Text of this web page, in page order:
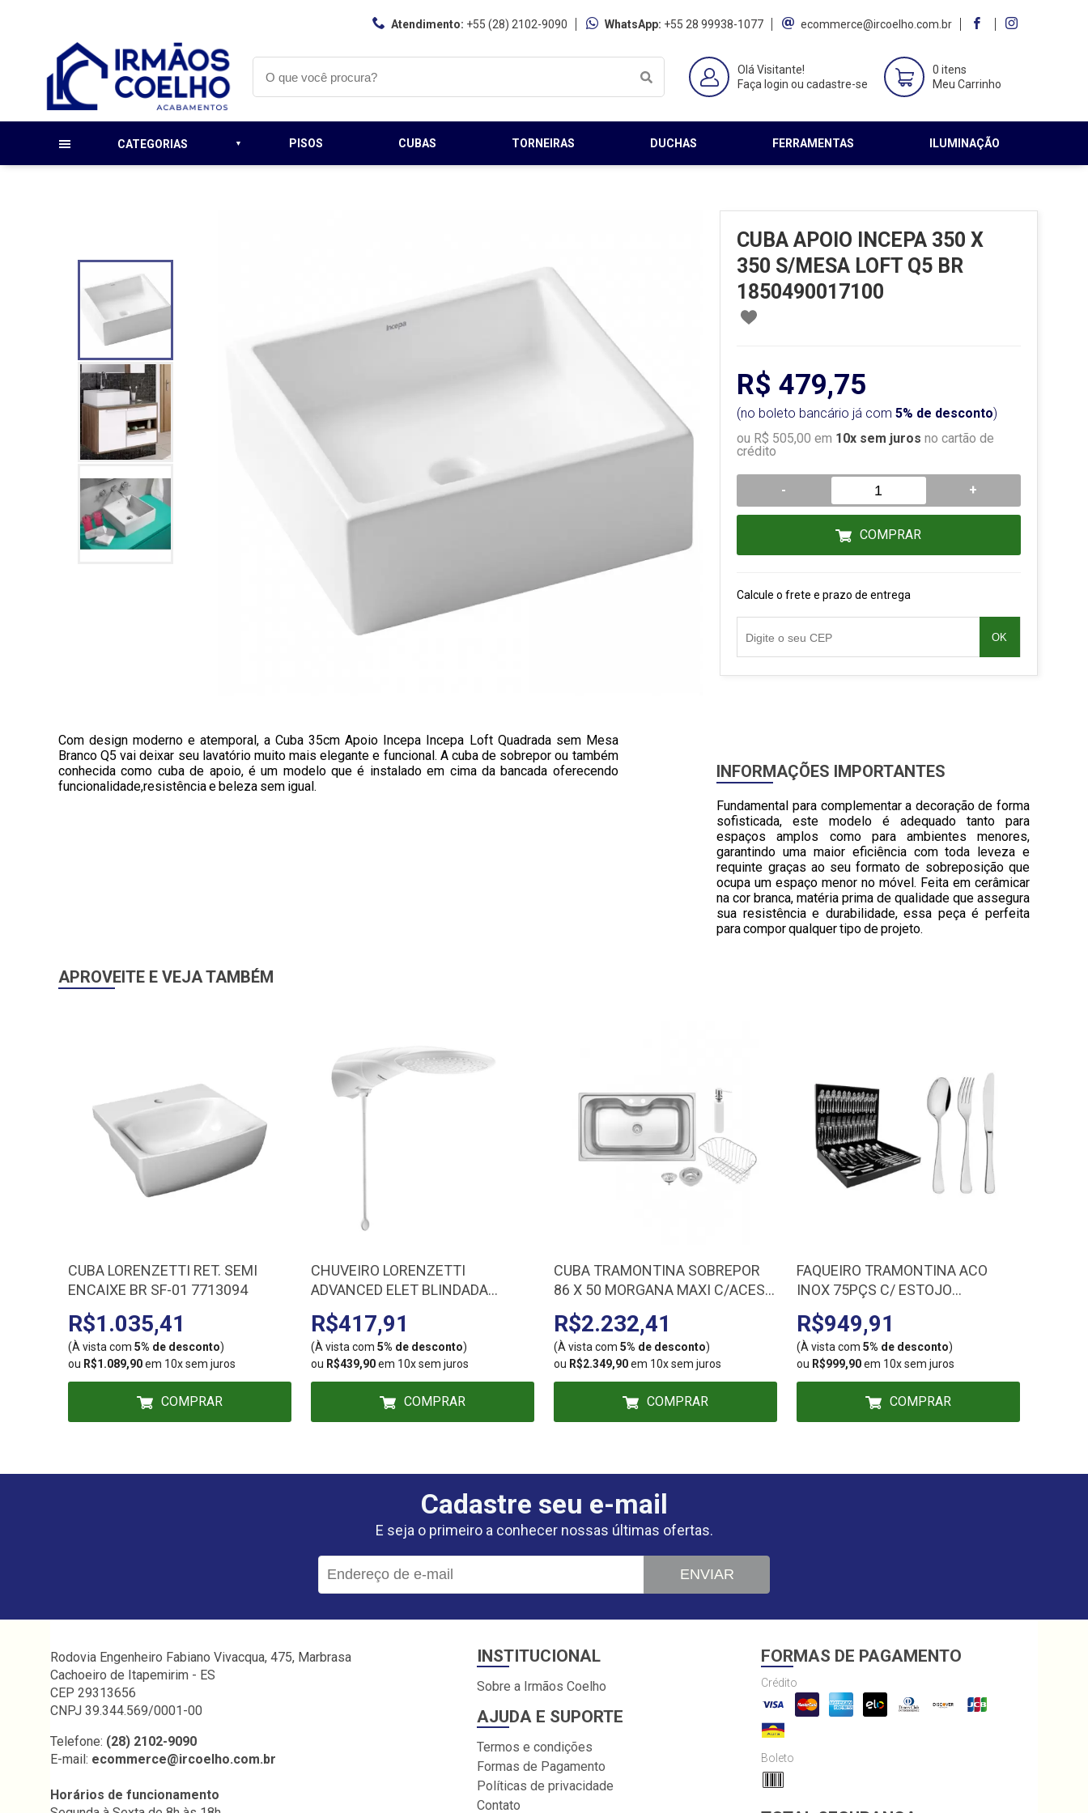
Atendimento: +55 (28) 2102-9090 WhatsApp: +55 28 99938-1077 ecommerce@ircoelho.com.br
Olá Visitante!
Faça login ou cadastre-se
0 itens
Meu Carrinho
CATEGORIAS PISOS CUBAS TORNEIRAS DUCHAS FERRAMENTAS ILUMINAÇÃO
CUBA APOIO INCEPA 350 X
350 S/MESA LOFT Q5 BR
1850490017100
R$ 479,75
(no boleto bancário já com 5% de desconto)
ou R$ 505,00 em 10x sem juros no cartão de
crédito
- +
COMPRAR
Calcule o frete e prazo de entrega
OK
Com design moderno e atemporal, a Cuba 35cm Apoio Incepa Incepa Loft Quadrada sem Mesa
Branco Q5 vai deixar seu lavatório muito mais elegante e funcional. A cuba de sobrepor ou também
conhecida como cuba de apoio, é um modelo que é instalado em cima da bancada oferecendo
funcionalidade,resistência e beleza sem igual.
INFORMAÇÕES IMPORTANTES
Fundamental para complementar a decoração de forma
sofisticada, este modelo é adequado tanto para
espaços amplos como para ambientes menores,
garantindo uma maior eficiência com toda leveza e
requinte graças ao seu formato de sobreposição que
ocupa um espaço menor no móvel. Feita em cerâmicar
na cor branca, matéria prima de qualidade que assegura
sua resistência e durabilidade, essa peça é perfeita
para compor qualquer tipo de projeto.
APROVEITE E VEJA TAMBÉM
CUBA LORENZETTI RET. SEMI
ENCAIXE BR SF-01 7713094
R$1.035,41
(À vista com 5% de desconto)
ou R$1.089,90em 10x sem juros
COMPRAR
CHUVEIRO LORENZETTI
ADVANCED ELET BLINDADA
220/4500 7510536
R$417,91
(À vista com 5% de desconto)
ou R$439,90em 10x sem juros
COMPRAR
CUBA TRAMONTINA SOBREPOR
86 X 50 MORGANA MAXI C/ACESS
93801/152
R$2.232,41
(À vista com 5% de desconto)
ou R$2.349,90em 10x sem juros
COMPRAR
FAQUEIRO TRAMONTINA ACO
INOX 75PÇS C/ ESTOJO
66906/255 66906/300
R$949,91
(À vista com 5% de desconto)
ou R$999,90em 10x sem juros
COMPRAR
Cadastre seu e-mail
E seja o primeiro a conhecer nossas últimas ofertas.
ENVIAR
Rodovia Engenheiro Fabiano Vivacqua, 475, Marbrasa
Cachoeiro de Itapemirim - ES
CEP 29313656
CNPJ 39.344.569/0001-00
Telefone: (28) 2102-9090
E-mail: ecommerce@ircoelho.com.br
Horários de funcionamento
INSTITUCIONAL
Sobre a Irmãos Coelho
AJUDA E SUPORTE
Termos e condições
Formas de Pagamento
Políticas de privacidade
Contato
FORMAS DE PAGAMENTO
Crédito
Boleto